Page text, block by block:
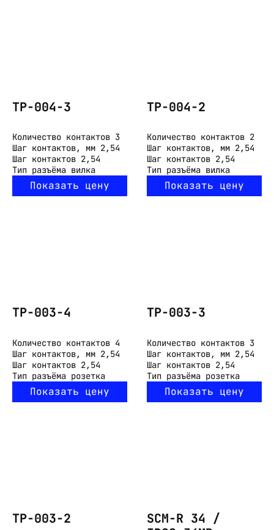
ТР-004-3
Количество контактов 3
Шаг контактов, мм 2,54
Шаг контактов 2,54
Тип разъёма вилка
Показать цену
ТР-004-2
Количество контактов 2
Шаг контактов, мм 2,54
Шаг контактов 2,54
Тип разъёма вилка
Показать цену
ТР-003-4
Количество контактов 4
Шаг контактов, мм 2,54
Шаг контактов 2,54
Тип разъёма розетка
Показать цену
ТР-003-3
Количество контактов 3
Шаг контактов, мм 2,54
Шаг контактов 2,54
Тип разъёма розетка
Показать цену
ТР-003-2
SCM-R 34 /